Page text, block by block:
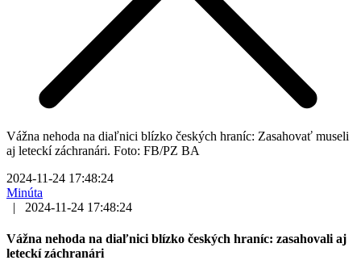
Vážna nehoda na diaľnici blízko českých hraníc: Zasahovať museli
aj leteckí záchranári. Foto: FB/PZ BA
2024-11-24 17:48:24
Minúta
|
2024-11-24 17:48:24
Vážna nehoda na diaľnici blízko českých hraníc: zasahovali aj
leteckí záchranári